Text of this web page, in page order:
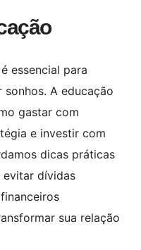
essencial para
A educação
gastar com
e investir com
dicas práticas
evitar dívidas
sua relação